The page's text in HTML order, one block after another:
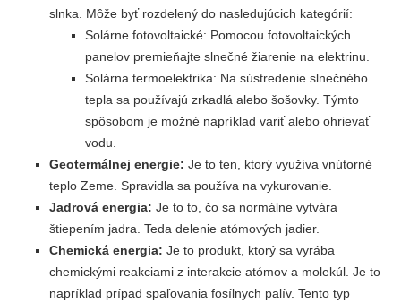
slnka. Môže byť rozdelený do nasledujúcich kategórií:
Solárne fotovoltaické: Pomocou fotovoltaických
panelov premieňajte slnečné žiarenie na elektrinu.
Solárna termoelektrika: Na sústredenie slnečného
tepla sa používajú zrkadlá alebo šošovky. Týmto
spôsobom je možné napríklad variť alebo ohrievať
vodu.
Geotermálnej energie: Je to ten, ktorý využíva vnútorné
teplo Zeme. Spravidla sa používa na vykurovanie.
Jadrová energia: Je to to, čo sa normálne vytvára
štiepením jadra. Teda delenie atómových jadier.
Chemická energia: Je to produkt, ktorý sa vyrába
chemickými reakciami z interakcie atómov a molekúl. Je to
napríklad prípad spaľovania fosílnych palív. Tento typ